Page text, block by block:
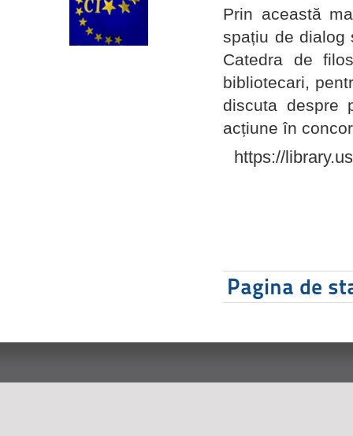
Prin această
spațiu de dialog
Catedra de
bibliotecari,
discuta despre
acțiune în
https://
Pagina de